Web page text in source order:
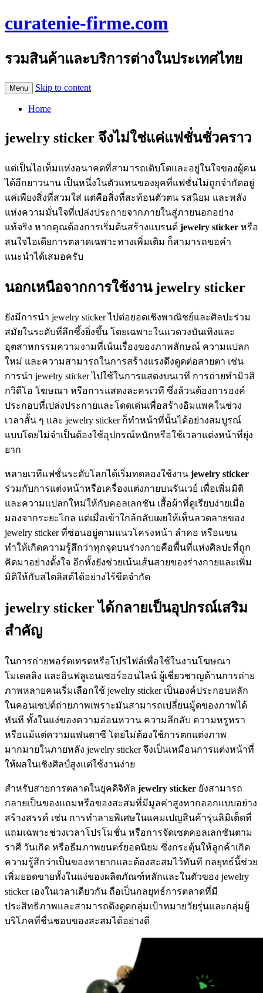
curatenie-firme.com
รวมสินค้าและบริการต่างในประเทศไทย
Menu Skip to content
Home
jewelry sticker จึงไม่ใช่แค่แฟชั่นชั่วคราว
แต่เป็นไอเท็มแห่งอนาคตที่สามารถเติบโตและอยู่ในใจของผู้คน
ได้อีกยาวนาน เป็นหนึ่งในตัวแทนของยุคที่แฟชั่นไม่ถูกจำกัดอยู่
แค่เพียงสิ่งที่สวมใส่ แต่คือสิ่งที่สะท้อนตัวตน รสนิยม และพลัง
แห่งความมั่นใจที่เปล่งประกายจากภายในสู่ภายนอกอย่าง
แท้จริง หากคุณต้องการเริ่มต้นสร้างแบรนด์ jewelry sticker หรือ
สนใจไอเดียการตลาดเฉพาะทางเพิ่มเติม ก็สามารถขอคำ
แนะนำได้เสมอครับ
นอกเหนือจากการใช้งาน jewelry sticker
ยังมีการนำ jewelry sticker ไปต่อยอดเชิงพาณิชย์และศิลปะร่วม
สมัยในระดับที่ลึกซึ้งยิ่งขึ้น โดยเฉพาะในแวดวงบันเทิงและ
อุตสาหกรรมความงามที่เน้นเรื่องของภาพลักษณ์ ความแปลก
ใหม่ และความสามารถในการสร้างแรงดึงดูดต่อสายตา เช่น
การนำ jewelry sticker ไปใช้ในการแสดงบนเวที การถ่ายทำมิวสิ
กวิดีโอ โฆษณา หรือการแสดงละครเวที ซึ่งล้วนต้องการองค์
ประกอบที่เปล่งประกายและโดดเด่นเพื่อสร้างอิมแพคในช่วง
เวลาสั้น ๆ และ jewelry sticker ก็ทำหน้าที่นั้นได้อย่างสมบูรณ์
แบบโดยไม่จำเป็นต้องใช้อุปกรณ์หนักหรือใช้เวลาแต่งหน้าที่ยุ่ง
ยาก
หลายเวทีแฟชั่นระดับโลกได้เริ่มทดลองใช้งาน jewelry sticker
ร่วมกับการแต่งหน้าหรือเครื่องแต่งกายบนรันเวย์ เพื่อเพิ่มมิติ
และความแปลกใหม่ให้กับคอลเลกชัน เสื้อผ้าที่ดูเรียบง่ายเมื่อ
มองจากระยะไกล แต่เมื่อเข้าใกล้กลับเผยให้เห็นลวดลายของ
jewelry sticker ที่ซ่อนอยู่ตามแนวโครงหน้า ลำคอ หรือแขน
ทำให้เกิดความรู้สึกว่าทุกจุดบนร่างกายคือพื้นที่แห่งศิลปะที่ถูก
คิดมาอย่างตั้งใจ อีกทั้งยังช่วยเน้นเส้นสายของร่างกายและเพิ่ม
มิติให้กับสไตลิสต์ได้อย่างไร้ขีดจำกัด
jewelry sticker ได้กลายเป็นอุปกรณ์เสริม
สำคัญ
ในการถ่ายพอร์ตเทรตหรือโปรไฟล์เพื่อใช้ในงานโฆษณา
โมเดลลิง และอินฟลูเอนเซอร์ออนไลน์ ผู้เชี่ยวชาญด้านการถ่าย
ภาพหลายคนเริ่มเลือกใช้ jewelry sticker เป็นองค์ประกอบหลัก
ในคอนเซปต์ถ่ายภาพเพราะมันสามารถเปลี่ยนมู้ดของภาพได้
ทันที ทั้งในแง่ของความอ่อนหวาน ความลึกลับ ความหรูหรา
หรือแม้แต่ความแฟนตาซี โดยไม่ต้องใช้การตกแต่งภาพ
มากมายในภายหลัง jewelry sticker จึงเป็นเหมือนการแต่งหน้าที่
ให้ผลในเชิงศิลป์สูงแต่ใช้งานง่าย
สำหรับสายการตลาดในยุคดิจิทัล jewelry sticker ยังสามารถ
กลายเป็นของแถมหรือของสะสมที่มีมูลค่าสูงหากออกแบบอย่าง
สร้างสรรค์ เช่น การทำลายพิเศษในแคมเปญสินค้ารุ่นลิมิเต็ดที่
แถมเฉพาะช่วงเวลาโปรโมชั่น หรือการจัดเซตคอลเลกชันตาม
ราศี วันเกิด หรือธีมภาพยนตร์ยอดนิยม ซึ่งกระตุ้นให้ลูกค้าเกิด
ความรู้สึกว่าเป็นของหายากและต้องสะสมไว้ทันที กลยุทธ์นี้ช่วย
เพิ่มยอดขายทั้งในแง่ของผลิตภัณฑ์หลักและในตัวของ jewelry
sticker เองในเวลาเดียวกัน ถือเป็นกลยุทธ์การตลาดที่มี
ประสิทธิภาพและสามารถดึงดูดกลุ่มเป้าหมายวัยรุ่นและกลุ่มผู้
บริโภคที่ชื่นชอบของสะสมได้อย่างดี